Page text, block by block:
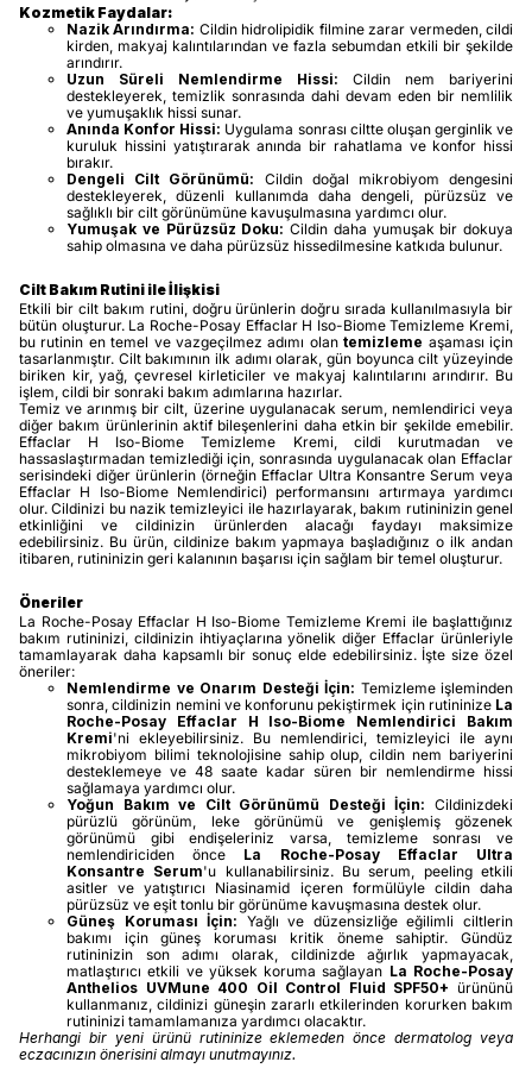
Kozmetik Faydalar:
Nazik Arındırma: Cildin hidrolipidik filmine zarar vermeden, cildi
kirden, makyaj kalıntılarından ve fazla sebumdan etkili bir şekilde
arındırır.
Uzun Süreli Nemlendirme Hissi: Cildin nem bariyerini
destekleyerek, temizlik sonrasında dahi devam eden bir nemlilik
ve yumuşaklık hissi sunar.
Anında Konfor Hissi: Uygulama sonrası ciltte oluşan gerginlik ve
kuruluk hissini yatıştırarak anında bir rahatlama ve konfor hissi
bırakır.
Dengeli Cilt Görünümü: Cildin doğal mikrobiyom dengesini
destekleyerek, düzenli kullanımda daha dengeli, pürüzsüz ve
sağlıklı bir cilt görünümüne kavuşulmasına yardımcı olur.
Yumuşak ve Pürüzsüz Doku: Cildin daha yumuşak bir dokuya
sahip olmasına ve daha pürüzsüz hissedilmesine katkıda bulunur.
Cilt Bakım Rutini ile İlişkisi
Etkili bir cilt bakım rutini, doğru ürünlerin doğru sırada kullanılmasıyla bir
bütün oluşturur. La Roche-Posay Effaclar H Iso-Biome Temizleme Kremi,
bu rutinin en temel ve vazgeçilmez adımı olantemizleme aşaması için
tasarlanmıştır. Cilt bakımının ilk adımı olarak, gün boyunca cilt yüzeyinde
biriken kir, yağ, çevresel kirleticiler ve makyaj kalıntılarını arındırır. Bu
işlem, cildi bir sonraki bakım adımlarına hazırlar.
Temiz ve arınmış bir cilt, üzerine uygulanacak serum, nemlendirici veya
diğer bakım ürünlerinin aktif bileşenlerini daha etkin bir şekilde emebilir.
Effaclar H Iso-Biome Temizleme Kremi, cildi kurutmadan ve
hassaslaştırmadan temizlediği için, sonrasında uygulanacak olan Effaclar
serisindeki diğer ürünlerin (örneğin Effaclar Ultra Konsantre Serum veya
Effaclar H Iso-Biome Nemlendirici) performansını artırmaya yardımcı
olur. Cildinizi bu nazik temizleyici ile hazırlayarak, bakım rutininizin genel
etkinliğini ve cildinizin ürünlerden alacağı faydayı maksimize
edebilirsiniz. Bu ürün, cildinize bakım yapmaya başladığınız o ilk andan
itibaren, rutininizin geri kalanının başarısı için sağlam bir temel oluşturur.
Öneriler
La Roche-Posay Effaclar H Iso-Biome Temizleme Kremi ile başlattığınız
bakım rutininizi, cildinizin ihtiyaçlarına yönelik diğer Effaclar ürünleriyle
tamamlayarak daha kapsamlı bir sonuç elde edebilirsiniz. İşte size özel
öneriler:
Nemlendirme ve Onarım Desteği İçin: Temizleme işleminden
sonra, cildinizin nemini ve konforunu pekiştirmek için rutininize La
Roche-Posay Effaclar H Iso-Biome Nemlendirici Bakım
Kremi'ni ekleyebilirsiniz. Bu nemlendirici, temizleyici ile aynı
mikrobiyom bilimi teknolojisine sahip olup, cildin nem bariyerini
desteklemeye ve 48 saate kadar süren bir nemlendirme hissi
sağlamaya yardımcı olur.
Yoğun Bakım ve Cilt Görünümü Desteği İçin: Cildinizdeki
pürüzlü görünüm, leke görünümü ve genişlemiş gözenek
görünümü gibi endişeleriniz varsa, temizleme sonrası ve
nemlendiriciden önce La Roche-Posay Effaclar Ultra
Konsantre Serum'u kullanabilirsiniz. Bu serum, peeling etkili
asitler ve yatıştırıcı Niasinamid içeren formülüyle cildin daha
pürüzsüz ve eşit tonlu bir görünüme kavuşmasına destek olur.
Güneş Koruması İçin: Yağlı ve düzensizliğe eğilimli ciltlerin
bakımı için güneş koruması kritik öneme sahiptir. Gündüz
rutininizin son adımı olarak, cildinizde ağırlık yapmayacak,
matlaştırıcı etkili ve yüksek koruma sağlayan La Roche-Posay
Anthelios UVMune 400 Oil Control Fluid SPF50+ ürününü
kullanmanız, cildinizi güneşin zararlı etkilerinden korurken bakım
rutininizi tamamlamanıza yardımcı olacaktır.
Herhangi bir yeni ürünü rutininize eklemeden önce dermatolog veya
eczacınızın önerisini almayı unutmayınız.